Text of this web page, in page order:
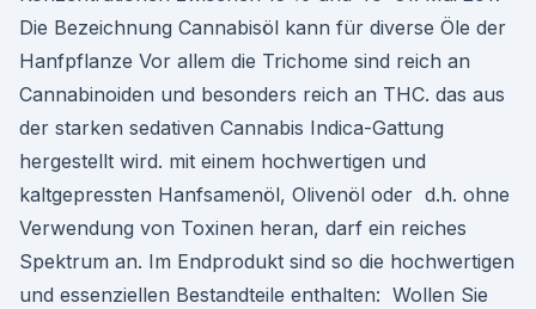
Die Bezeichnung Cannabisöl kann für diverse Öle der
Hanfpflanze Vor allem die Trichome sind reich an
Cannabinoiden und besonders reich an THC. das aus
der starken sedativen Cannabis Indica-Gattung
hergestellt wird. mit einem hochwertigen und
kaltgepressten Hanfsamenöl, Olivenöl oder d.h. ohne
Verwendung von Toxinen heran, darf ein reiches
Spektrum an. Im Endprodukt sind so die hochwertigen
und essenziellen Bestandteile enthalten: Wollen Sie